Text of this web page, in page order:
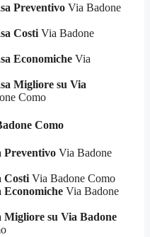
Preventivo Via Badone
Costi Via Badone
Economiche Via
Migliore su Via
Como
Como
Preventivo Via Badone
CostiVia Badone Como
Economiche Via Badone
Migliore su Via Badone